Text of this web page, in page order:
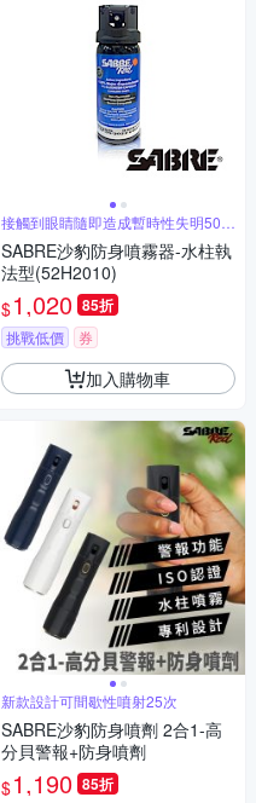
接觸到眼睛隨即造成暫時性失明50分
鐘
SABRE沙豹防身噴霧器-水柱執
法型(52H2010)
$1,020 85折
挑戰低價 券
加入購物車
新款設計可間歇性噴射25次
SABRE沙豹防身噴劑 2合1-高
分貝警報+防身噴劑
$1,190 85折